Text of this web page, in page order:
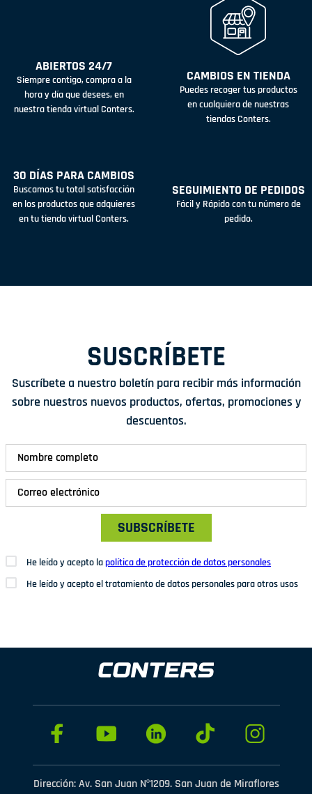
ABIERTOS 24/7
Siempre contigo, compra a la
hora y día que desees, en
nuestra tienda virtual Conters.
CAMBIOS EN TIENDA
Puedes recoger tus productos
en cualquiera de nuestras
tiendas Conters.
30 DÍAS PARA CAMBIOS
Buscamos tu total satisfacción
en los productos que adquieres
en tu tienda virtual Conters.
SEGUIMIENTO DE PEDIDOS
Fácil y Rápido con tu número de
pedido.
SUSCRÍBETE
Suscríbete a nuestro boletín para recibir más información
sobre nuestros nuevos productos, ofertas, promociones y
descuentos.
SUBSCRÍBETE
He leído y acepto lapolítica de protección de datos personales
He leído y acepto el tratamiento de datos personales para otros usos
Dirección: Av. San Juan Nº1209. San Juan de Miraflores